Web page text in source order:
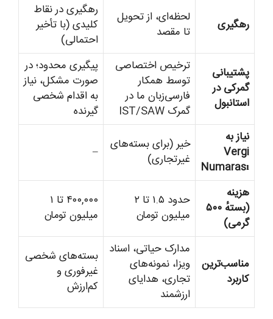
رهگیری
لحظه‌ای، از تحویل
تا مقصد
رهگیری در نقاط
کلیدی (با تأخیر
احتمالی)
پشتیبانی
گمرکی در
استانبول
ترخیص اختصاصی
توسط همکار
فارسی‌زبان ما در
گمرک IST/SAW
پیگیری محدود؛ در
صورت مشکل، نیاز
به اقدام شخصی
گیرنده
نیاز به
Vergi
Numarası
خیر (برای بسته‌های
غیرتجاری)
–
هزینه
(بستهٔ ۵۰۰
گرمی)
حدود ۱.۵ تا ۲
میلیون تومان
۴۰۰,۰۰۰ تا ۱
میلیون تومان
مناسب‌ترین
کاربرد
مدارک حیاتی، اسناد
ویزا، نمونه‌های
تجاری، هدایای
ارزشمند
بسته‌های شخصی
غیرفوری و
کم‌ارزش